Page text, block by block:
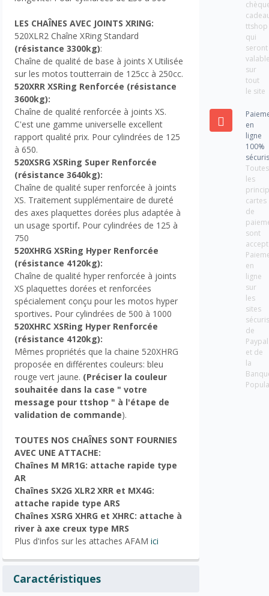
LES CHAÎNES AVEC JOINTS XRING:
520XLR2 Chaîne XRing Standard
(résistance 3300kg):
Chaîne de qualité de base à joints X Utilisée
sur les motos toutterrain de 125cc à 250cc.
520XRR XSRing Renforcée (résistance
3600kg):
Chaîne de qualité renforcée à joints XS.
C'est une gamme universelle excellent
rapport qualité prix. Pour cylindrées de 125
à 650.
520XSRG XSRing Super Renforcée
(résistance 3640kg):
Chaîne de qualité super renforcée à joints
XS. Traitement supplémentaire de dureté
des axes plaquettes dorées plus adaptée à
un usage sportif. Pour cylindrées de 125 à
750
520XHRG XSRing Hyper Renforcée
(résistance 4120kg):
Chaîne de qualité hyper renforcée à joints
XS plaquettes dorées et renforcées
spécialement conçu pour les motos hyper
sportives. Pour cylindrées de 500 à 1000
520XHRC XSRing Hyper Renforcée
(résistance 4120kg):
Mêmes propriétés que la chaine 520XHRG
proposée en différentes couleurs: bleu
rouge vert jaune. (Préciser la couleur
souhaitée dans la case " votre
message pour ttshop " à l'étape de
validation de commande).
TOUTES NOS CHAÎNES SONT FOURNIES
AVEC UNE ATTACHE:
Chaînes M MR1G: attache rapide type
AR
Chaînes SX2G XLR2 XRR et MX4G:
attache rapide type ARS
ChaînesXSRG XHRG et XHRC: attache à
river à axe creux type MRS
Plus d'infos sur les attaches AFAMici
Caractéristiques
ttshop
qui
seront
sur
tout
le site
en
ligne
100%
Toutes
les
cartes
de
sont
en
ligne
sur
les
sites
de
Paypal
et de
la